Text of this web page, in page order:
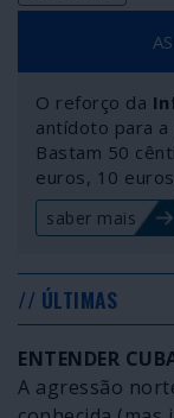
O reforço da
antídoto para a
Bastam 50
euros, 10
saber mais
// ÚLTIMAS
ENTENDER
A agressão